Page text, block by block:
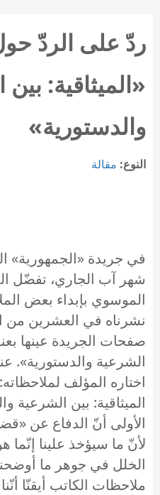
ردّ على الردّ
«الميثاقية:
والدستورية»
النوع: مقالة
شهر آب الجاري، تفضّل
الموسوي بإبداء بعض
نشرناه في العشرين
صفحات الجريدة عينها
الشرعية والدستورية».
اختاره المؤلف
الميثاقية: بين الشرعية
الأولى أنّ الدفاع عن
لأنّ ما سيؤخذ علينا إنّما
الخلل في جوهر ما
ملاحظات الكاتب أيقنّا